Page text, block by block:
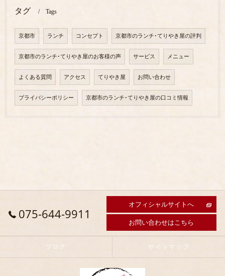
タグ Tags
京都市 ランチ コンセプト 京都市のランチ･てりやき屋の評判
京都市のランチ･てりやき屋のお客様の声 サービス メニュー
よくある質問 アクセス てりやき屋 お問い合わせ
プライバシーポリシー 京都市のランチ･てりやき屋の口コミ情報
075-644-9911
オフィシャルサイトへ
お問い合わせはこちら
ブログ サイトマップ